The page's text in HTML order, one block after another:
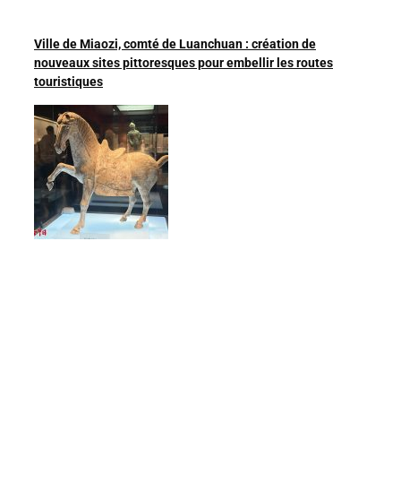
Ville de Miaozi, comté de Luanchuan : création de
nouveaux sites pittoresques pour embellir les routes
touristiques